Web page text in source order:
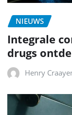
NIEUWS
Integrale
drugs
Henry